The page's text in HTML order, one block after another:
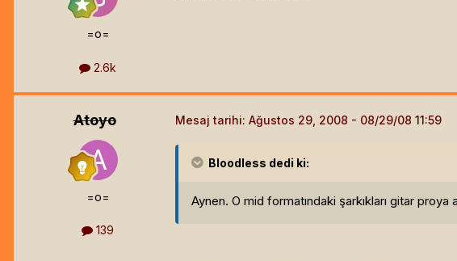
=o=
2.6k
Atoyo
=o=
139
Mesaj tarihi: Ağustos 29, 2008
Bloodless dedi ki:
Aynen. O mid formatındaki şarkıkları gitar proya